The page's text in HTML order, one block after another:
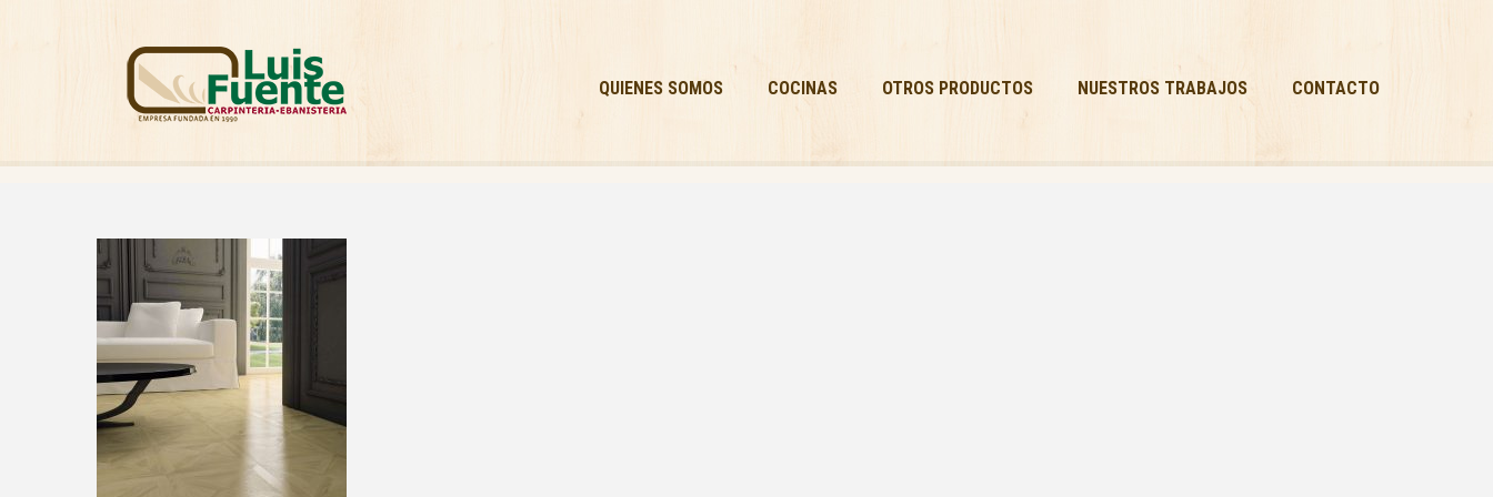
QUIENES SOMOS COCINAS OTROS PRODUCTOS NUESTROS TRABAJOS CONTACTO